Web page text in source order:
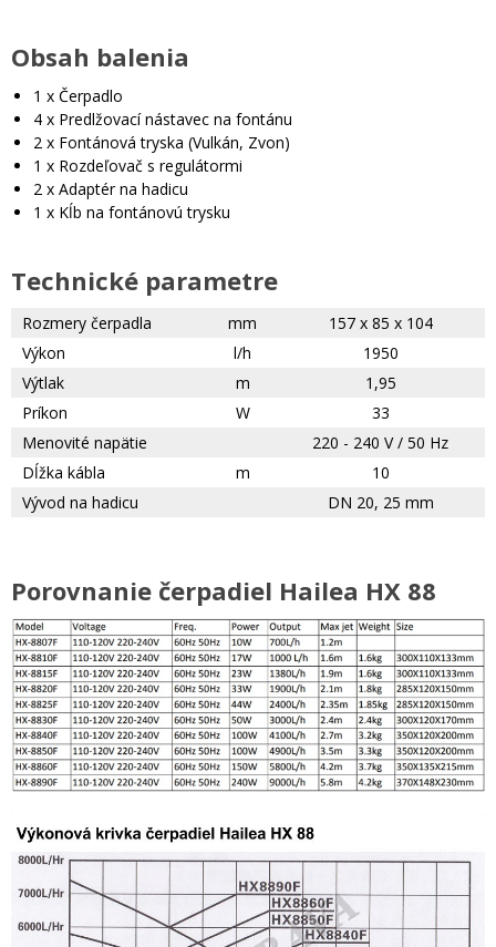
Obsah balenia
1 x Čerpadlo
4 x Predlžovací nástavec na fontánu
2 x Fontánová tryska (Vulkán, Zvon)
1 x Rozdeľovač s regulátormi
2 x Adaptér na hadicu
1 x Kĺb na fontánovú trysku
Technické parametre
Rozmery čerpadla mm
157 x 85 x 104
Výkon
l/h
1950
Výtlak
m
1,95
Príkon
W
33
Menovité napätie
220 - 240 V / 50 Hz
Dĺžka kábla
m
10
Vývod na hadicu
DN 20, 25 mm
Porovnanie čerpadiel Hailea HX 88